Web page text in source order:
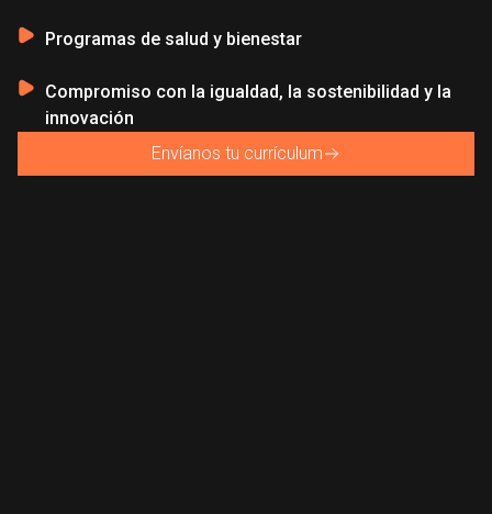
Programas de salud y bienestar
Compromiso con la igualdad, la sostenibilidad y la
innovación
Envíanos tu currículum